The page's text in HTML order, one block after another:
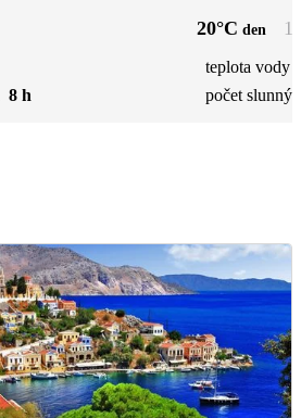
8 h
20°C den
teplota vody
počet